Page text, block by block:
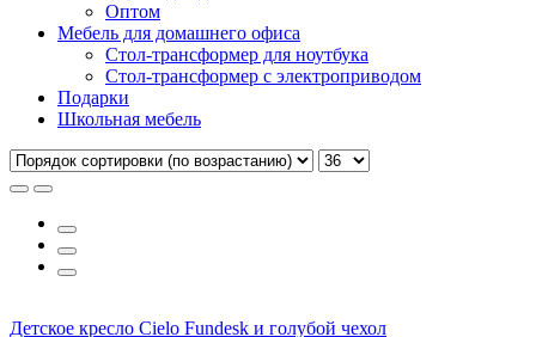
Оптом
Мебель для домашнего офиса
Стол-трансформер для ноутбука
Стол-трансформер с электроприводом
Подарки
Школьная мебель
Детское кресло Cielo Fundesk и голубой чехол